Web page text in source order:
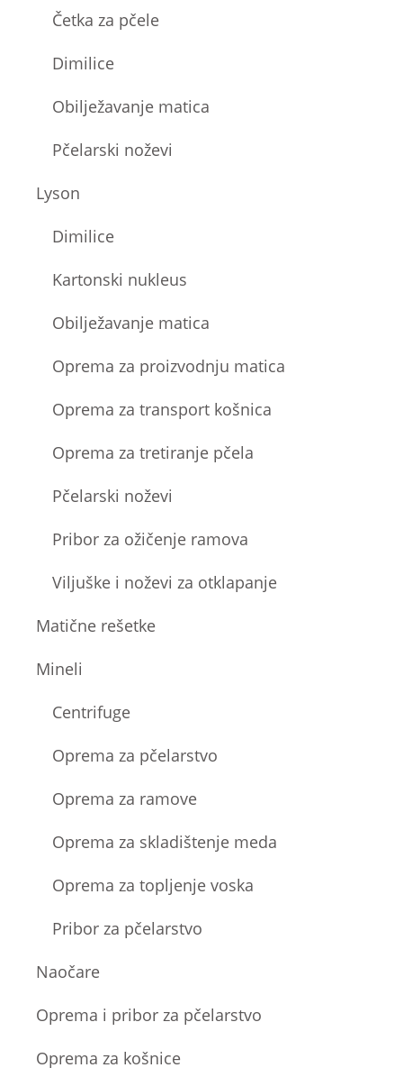
Četka za pčele
Dimilice
Obilježavanje matica
Pčelarski noževi
Lyson
Dimilice
Kartonski nukleus
Obilježavanje matica
Oprema za proizvodnju matica
Oprema za transport košnica
Oprema za tretiranje pčela
Pčelarski noževi
Pribor za ožičenje ramova
Viljuške i noževi za otklapanje
Matične rešetke
Mineli
Centrifuge
Oprema za pčelarstvo
Oprema za ramove
Oprema za skladištenje meda
Oprema za topljenje voska
Pribor za pčelarstvo
Naočare
Oprema i pribor za pčelarstvo
Oprema za košnice